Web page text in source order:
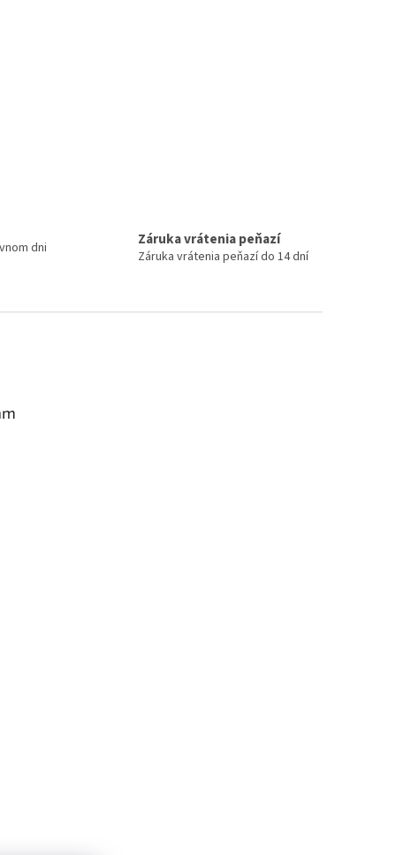
dni
Záruka vrátenia peňazí
Záruka vrátenia peňazí do 14 dní